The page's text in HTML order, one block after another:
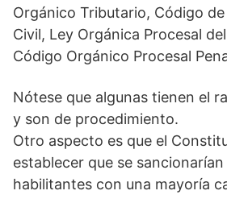
Orgánico Tributario, Código
Civil, Ley Orgánica Procesal
Código Orgánico Procesal
Nótese que algunas tienen el
y son de procedimiento.
Otro aspecto es que el
establecer que se sancionarían
habilitantes con una mayoría